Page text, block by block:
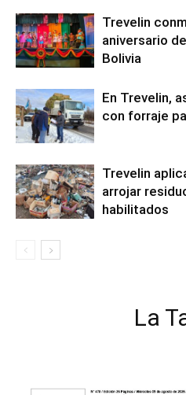
Trevelin
aniversario
Bolivia
En Trevelin,
con forraje
Trevelin
arrojar
habilitados
La